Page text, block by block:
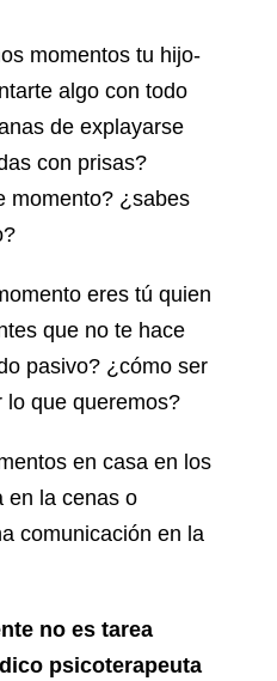
momentos tu hijo-
algo con todo
de explayarse
con prisas?
momento? ¿sabes
eres tú quien
que no te hace
pasivo? ¿cómo ser
lo que queremos?
en casa en los
en la cenas o
comunicación en la
no es tarea
psicoterapeuta